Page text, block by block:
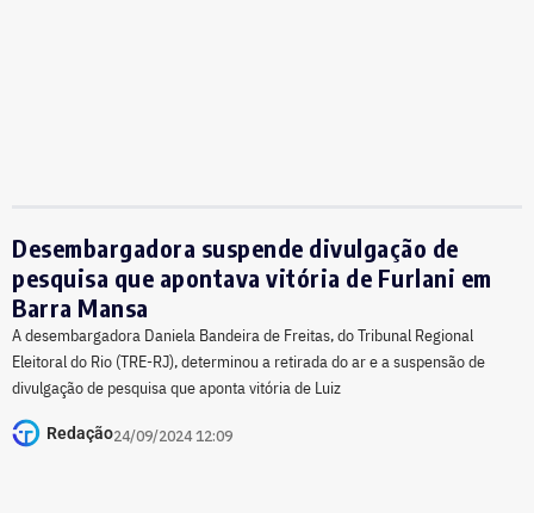
Desembargadora suspende divulgação de
pesquisa que apontava vitória de Furlani em
Barra Mansa
A desembargadora Daniela Bandeira de Freitas, do Tribunal Regional
Eleitoral do Rio (TRE-RJ), determinou a retirada do ar e a suspensão de
divulgação de pesquisa que aponta vitória de Luiz
Redação24/09/2024 12:09